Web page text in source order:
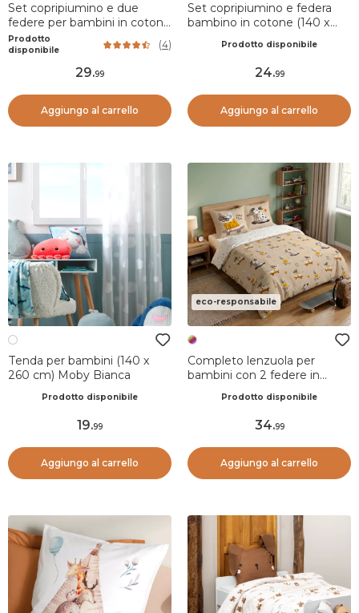
Set copripiumino e due
federe per bambini in cotone
(200 x 200 cm) Lola Caramel
Prodotto
disponibile
(4)
29.99
Aggiungo al carrello
Set copripiumino e federa
bambino in cotone (140 x
Prodotto disponibile
24.99
Aggiungo al carrello
Tenda per bambini (140 x
260 cm) Moby Bianca
Prodotto disponibile
19.99
Aggiungo al carrello
eco-responsabile
Completo lenzuola per
bambini con 2 federe in
Isidore Multicolore
Prodotto disponibile
34.99
Aggiungo al carrello